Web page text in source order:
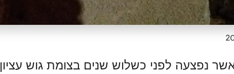
נפצעה לפני כשלוש שנים בצומת גוש עציון